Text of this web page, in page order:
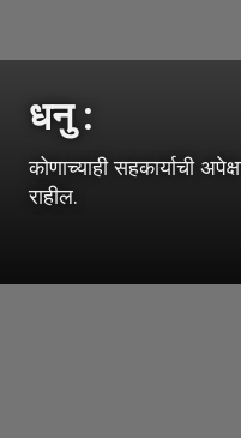
धनु :
कोणाच्याही सहकार्याची
राहील.